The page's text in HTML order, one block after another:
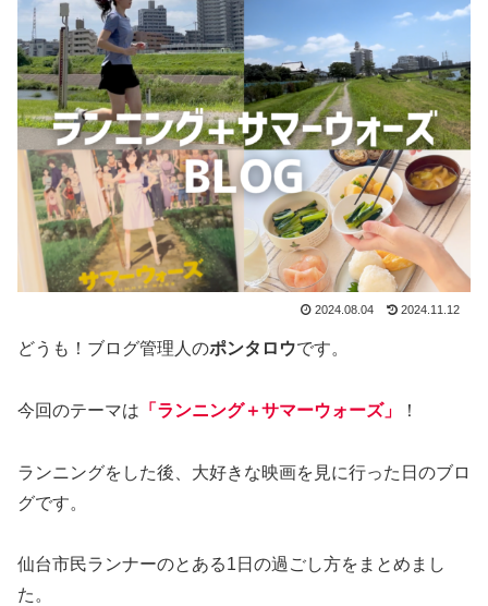
2024.08.04 2024.11.12
どうも！ブログ管理人のポンタロウです。
今回のテーマは 「ランニング＋サマーウォーズ」 ！
ランニングをした後、大好きな映画を見に行った日のブロ
グです。
仙台市民ランナーのとある1日の過ごし方をまとめまし
た。